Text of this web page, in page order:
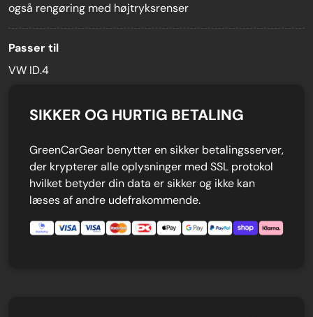
også rengøring med højtryksrenser
Passer til
VW ID.4
SIKKER OG HURTIG BETALING
GreenCarGear benytter en sikker betalingsserver,
der krypterer alle oplysninger med SSL protokol
hvilket betyder din data er sikker og ikke kan
læses af andre udefrakommende.